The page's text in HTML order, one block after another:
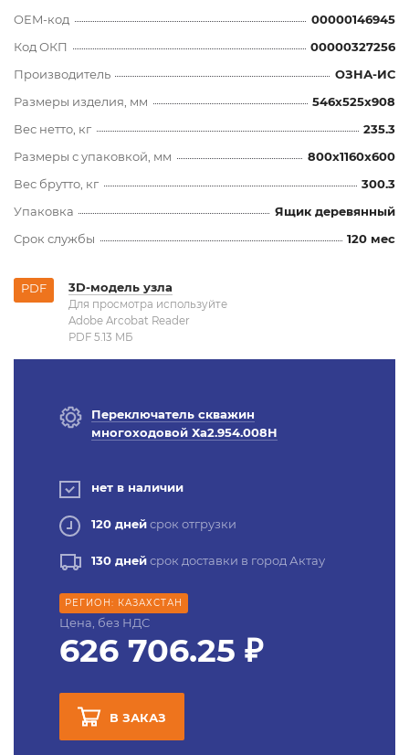
OEM-код
00000146945
Код ОКП
00000327256
Производитель
ОЗНА-ИС
Размеры изделия, мм
546x525x908
Вес нетто, кг
235.3
Размеры с упаковкой, мм
800x1160x600
Вес брутто, кг
300.3
Упаковка
Ящик деревянный
Срок службы
120 мес
PDF 3D-модель узла
Для просмотра используйте
Adobe Arcobat Reader
PDF 5.13 MБ
Переключатель скважин
многоходовой Ха2.954.008Н
нет в наличии
120 днейсрок отгрузки
130 днейсрок доставки в город Актау
РЕГИОН: КАЗАХСТАН
Цена, без НДС
626 706.25 ₽
В ЗАКАЗ